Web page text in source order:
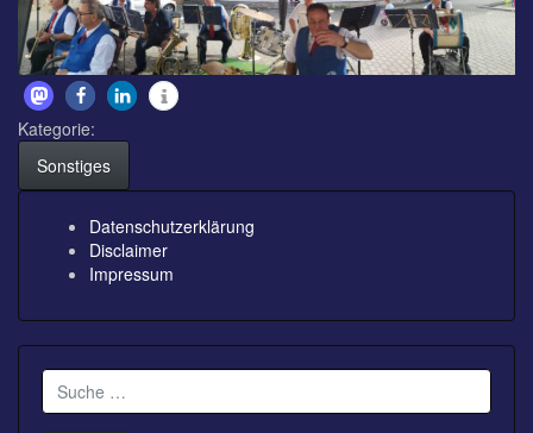
Kategorie:
Sonstiges
Datenschutzerklärung
Disclaimer
Impressum
Suche
nach: